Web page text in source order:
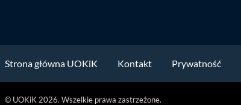
Strona główna UOKiK Kontakt Prywatność
© UOKiK 2026. Wszelkie prawa zastrzeżone.